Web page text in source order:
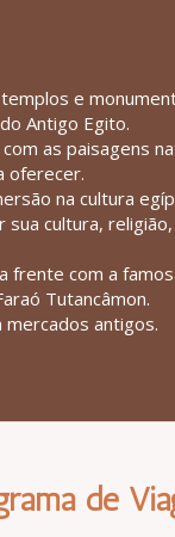
e
Antigo Egito.
as paisagens
oferecer.
na cultura
sua cultura,
frente com a
Tutancâmon.
mercados antigos.
de